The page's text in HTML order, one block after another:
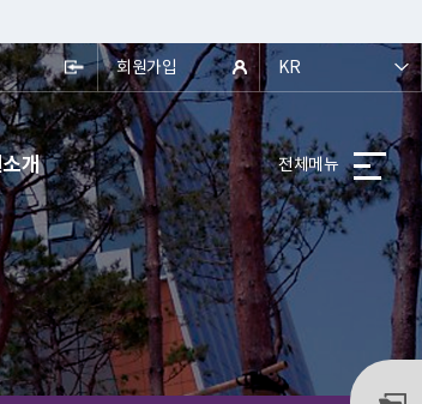
회원가입 KR
개 전체메뉴